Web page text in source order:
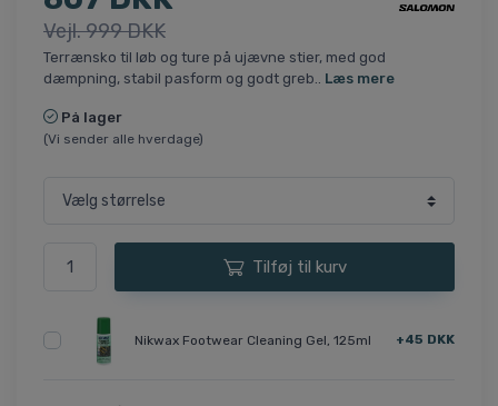
Vejl. 999 DKK
Terrænsko til løb og ture på ujævne stier, med god
dæmpning, stabil pasform og godt greb.. Læs mere
På lager
(Vi sender alle hverdage)
Tilføj til kurv
Nikwax Footwear Cleaning Gel, 125ml +45 DKK